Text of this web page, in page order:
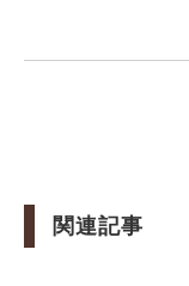
関連記事